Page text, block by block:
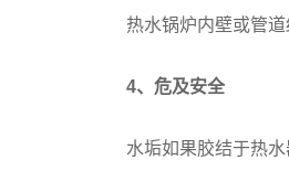
热水锅炉内壁或管
4、 危及安全
水垢如果胶结于热